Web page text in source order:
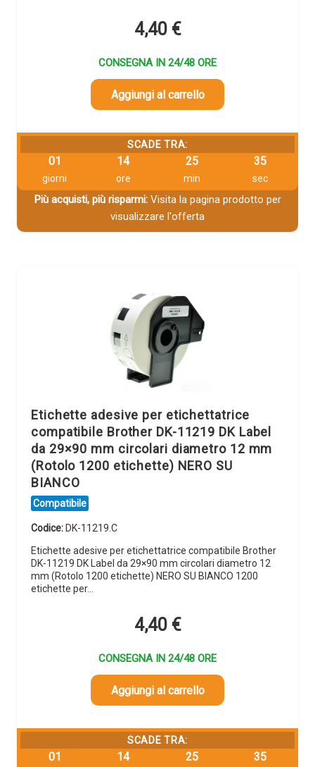
4,40 €
CONSEGNA IN 24/48 ORE
Aggiungi al carrello
SCADE TRA:
01
giorni
14
ore
25
min
33
sec
Più acquisti, più risparmi:Visita la pagina prodotto per
visualizzare l'offerta
Etichette adesive per etichettatrice
compatibile Brother DK-11219 DK Label
da 29×90 mm circolari diametro 12 mm
(Rotolo 1200 etichette) NERO SU
BIANCO
Compatibile
Codice: DK-11219.C
Etichette adesive per etichettatrice compatibile Brother
DK-11219 DK Label da 29×90 mm circolari diametro 12
mm (Rotolo 1200 etichette) NERO SU BIANCO 1200
etichette per…
4,40 €
CONSEGNA IN 24/48 ORE
Aggiungi al carrello
SCADE TRA:
01 14 25 33